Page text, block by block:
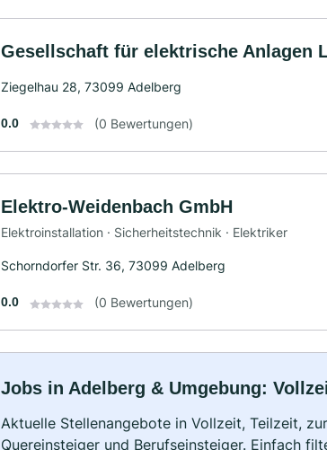
Gesellschaft für elektrische Anlagen
Ziegelhau 28, 73099 Adelberg
0.0 (0 Bewertungen)
Elektro-Weidenbach GmbH
Elektroinstallation · Sicherheitstechnik · Elektriker
Schorndorfer Str. 36, 73099 Adelberg
0.0 (0 Bewertungen)
Jobs in Adelberg & Umgebung:
Aktuelle Stellenangebote in Vollzeit, Teilzeit,
Quereinsteiger und Berufseinsteiger. Einfach